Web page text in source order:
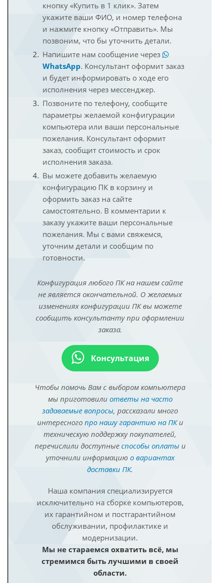
кнопку «Купить в 1 клик». Затем
укажите ваши ФИО, и номер телефона
и нажмите кнопку «Отправить». Мы
позвоним, что бы уточнить детали.
Напишите нам сообщение через
WhatsApp. Консультант оформит заказ
и будет информировать о ходе его
исполнения через мессенджер.
Позвоните по телефону, сообщите
параметры желаемой конфигурации
компьютера или ваши персональные
пожелания. Консультант оформит
заказ, сообщит стоимость и срок
исполнения заказа.
Вы можете добавить желаемую
конфигурацию ПК в корзину и
оформить заказ на сайте
самостоятельно. В комментарии к
заказу укажите ваши персональные
пожелания. Мы с вами свяжемся,
уточним детали и сообщим по
готовности.
Конфигурация любого ПК на нашем сайте
не является окончательной. О желаемых
изменениях конфигурации ПК вы можете
сообщить консультанту при оформлении
заказа.
Консультация
Чтобы помочь Вам с выбором компьютера
мы приготовили ответы на часто
задаваемые вопросы, рассказали много
интересного про нашу гарантию на ПКи
техническую поддержку покупателей,
перечислили доступные способы оплатыи
уточнили информацию о вариантах
доставки ПК.
Наша компания специализируется
исключительно на сборке компьютеров,
их гарантийном и постгарантийном
обслуживании, профилактике и
модернизации.
Мы не стараемся охватить всё, мы
стремимся быть лучшими в своей
области.